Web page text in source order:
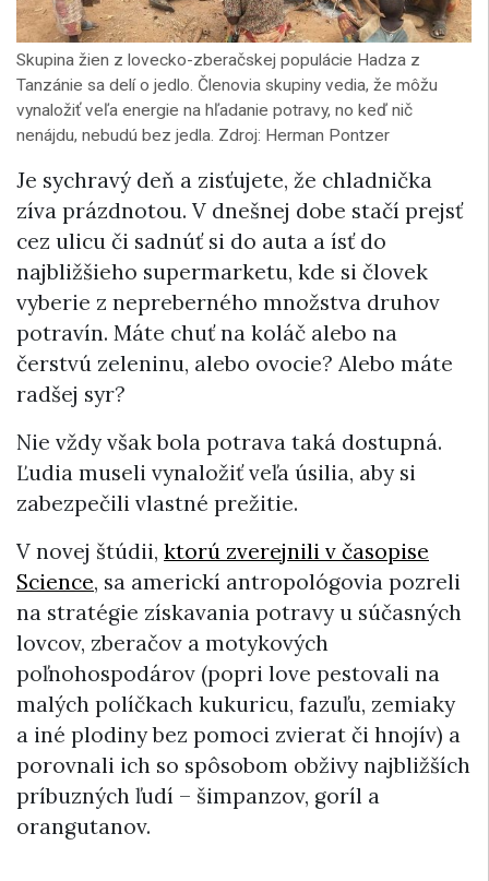
Skupina žien z lovecko-zberačskej populácie Hadza z
Tanzánie sa delí o jedlo. Členovia skupiny vedia, že môžu
vynaložiť veľa energie na hľadanie potravy, no keď nič
nenájdu, nebudú bez jedla. Zdroj: Herman Pontzer
Je sychravý deň a zisťujete, že chladnička
zíva prázdnotou. V dnešnej dobe stačí prejsť
cez ulicu či sadnúť si do auta a ísť do
najbližšieho supermarketu, kde si človek
vyberie z nepreberného množstva druhov
potravín. Máte chuť na koláč alebo na
čerstvú zeleninu, alebo ovocie? Alebo máte
radšej syr?
Nie vždy však bola potrava taká dostupná.
Ľudia museli vynaložiť veľa úsilia, aby si
zabezpečili vlastné prežitie.
V novej štúdii, ktorú zverejnili v časopise
Science, sa americkí antropológovia pozreli
na stratégie získavania potravy u súčasných
lovcov, zberačov a motykových
poľnohospodárov (popri love pestovali na
malých políčkach kukuricu, fazuľu, zemiaky
a iné plodiny bez pomoci zvierat či hnojív) a
porovnali ich so spôsobom obživy najbližších
príbuzných ľudí – šimpanzov, goríl a
orangutanov.